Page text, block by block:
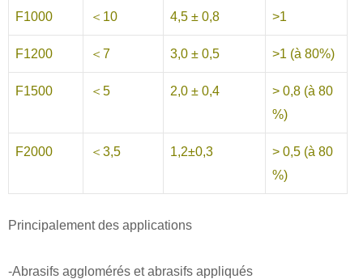
F1000 ＜10 4,5 ± 0,8 >1
F1200 ＜7 3,0 ± 0,5 >1 (à 80%)
F1500 ＜5 2,0 ± 0,4
> 0,8 (à 80
%)
F2000 ＜3,5 1,2±0,3
> 0,5 (à 80
%)
Principalement des applications
-Abrasifs agglomérés et abrasifs appliqués